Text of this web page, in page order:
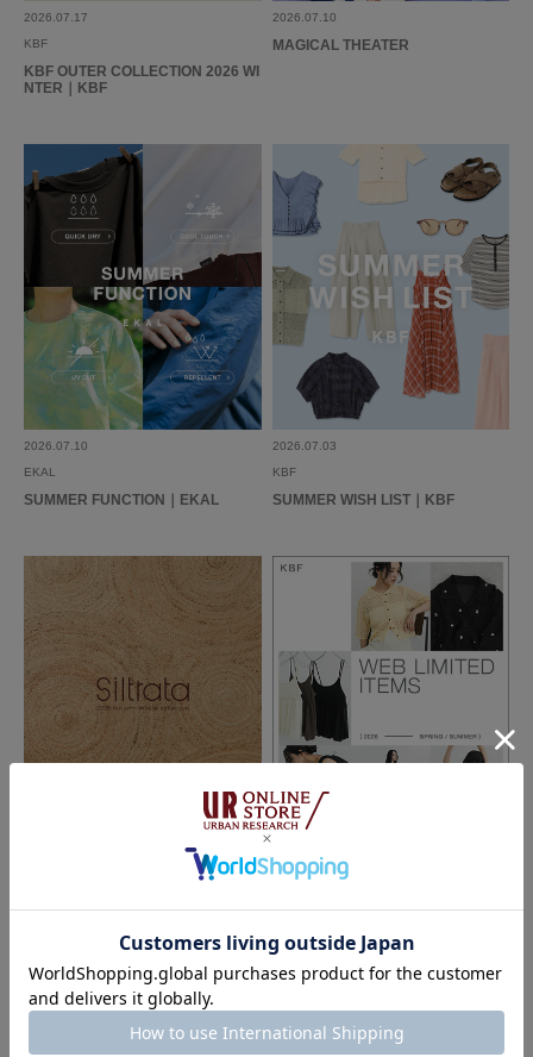
絶妙な丈感でバランスがとりやすいです。2色とも欲しいくらいでした。
2025.10.1
セットアップで購入
/ サイズ：one
yuki
年代:30代 足のサイズ:24.5cm お子様の身長:
～100cm
性別:女性 身長:156～160cm 体型:
ふつう
シーン:プライベート,仕事 サイズ感:ちょうど良い
:どちらともいえない
パンツとセットアップで購入。インナーを替えれば年中着回しが効きそう！
参考になった Like!
もっと見る
2026.07.17
KBF
KBF OUTER COLLECTION 2026 WI
NTER｜KBF
2026.07.10
MAGICAL THEATER
2026.07.10
EKAL
SUMMER FUNCTION｜EKAL
2026.07.03
KBF
SUMMER WISH LIST｜KBF
Siltrata｜KBF
2026.06.17
KBF
WEB LIMITED ITEMS｜KBF